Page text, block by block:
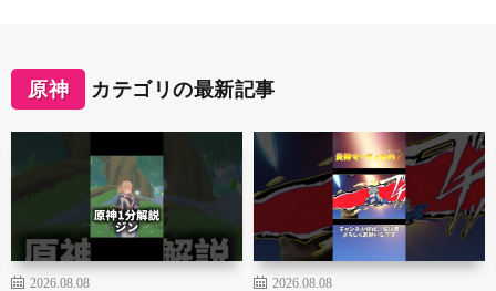
原神 カテゴリの最新記事
2026.08.08 2026.08.08